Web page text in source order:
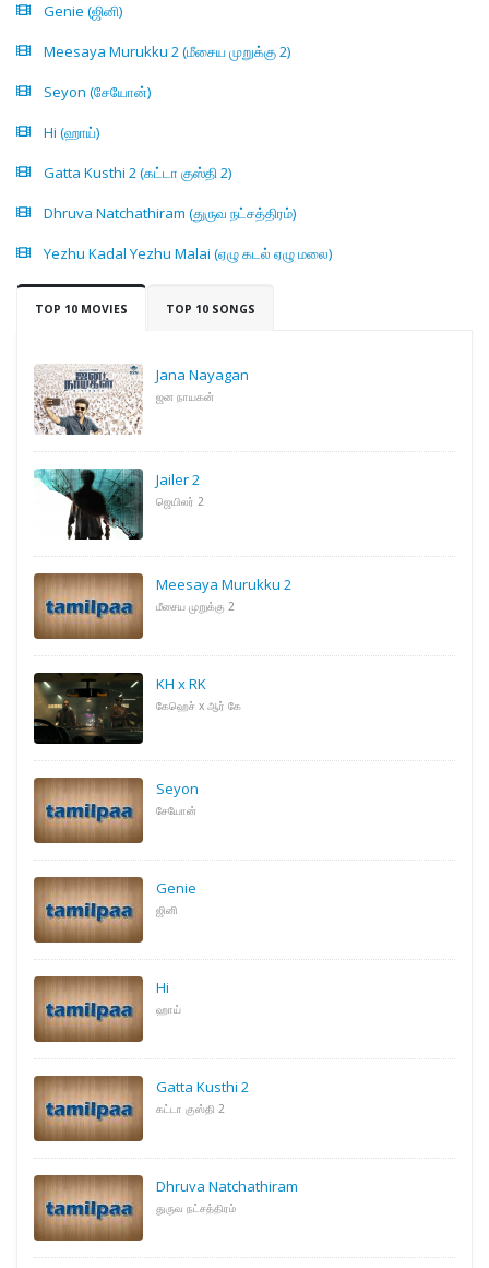
Genie (ஜினி)
Meesaya Murukku 2 (மீசைய முறுக்கு 2)
Seyon (சேயோன்)
Hi (ஹாய்)
Gatta Kusthi 2 (கட்டா குஸ்தி 2)
Dhruva Natchathiram (துருவ நட்சத்திரம்)
Yezhu Kadal Yezhu Malai (ஏழு கடல் ஏழு மலை)
TOP 10 MOVIES TOP 10 SONGS
Jana Nayagan
ஜன நாயகன்
Jailer 2
ஜெயிலர் 2
Meesaya Murukku 2
மீசைய முறுக்கு 2
KH x RK
கேஹெச் x ஆர் கே
Seyon
சேயோன்
Genie
ஜினி
Hi
ஹாய்
Gatta Kusthi 2
கட்டா குஸ்தி 2
Dhruva Natchathiram
துருவ நட்சத்திரம்